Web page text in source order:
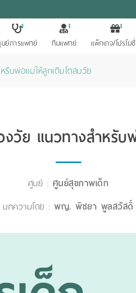
ย์การแพทย์ ทีมแพทย์ แพ็กเกจ/โปรโม
บพ่อแม่ให้ลูกเติบโตสมวัย
วัย แนวทางสำหรับ
ศูนย์ : ศูนย์สุขภาพเด็ก
บทความโดย :พญ. พิชยา พูลสวัสดิ์